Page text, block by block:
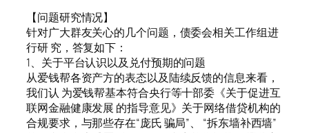
【问题研究情况】
针对广大群友关心的几个问题，债委会相关工作组进
行研 究，答复如下：
1、关于平台认识以及兑付预期的问题
从爱钱帮各资产方的表态以及陆续反馈的信息来看，
我们认 为爱钱帮基本符合央行等十部委《关于促进互
联网金融健康发展 的指导意见》关于网络借贷机构的
合规要求，与那些存在“庞氏 骗局”、 “拆东墙补西墙”